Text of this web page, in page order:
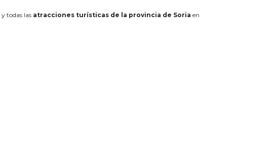
y todas las atracciones turísticas de la provincia de Soria en